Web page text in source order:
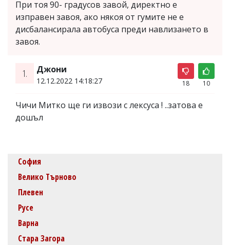
При тоя 90- градусов завой, директно е
изправен завоя, ако някоя от гумите не е
дисбалансирала автобуса преди навлизането в
завоя.
1. Джони
12.12.2022 14:18:27 18 10
Чичи Митко ще ги извози с лексуса ! ..затова е
дошъл
София
Велико Търново
Плевен
Русе
Варна
Стара Загора